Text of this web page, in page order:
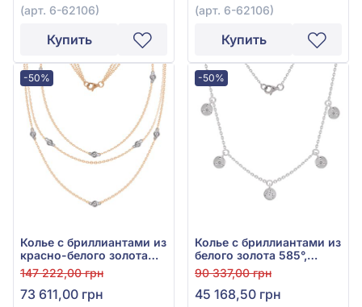
(арт. 6-62106)
Купить
(арт. 6-62106)
Купить
-50%
Колье с бриллиантами из
красно-белого золота
585°, Бриллиант 0,18ct,
арт. 6-62109
147 222,00 грн
73 611,00 грн
-50%
Колье с бриллиантами из
белого золота 585°,
бриллиант 0,15ct, арт. 6-
62104
90 337,00 грн
45 168,50 грн